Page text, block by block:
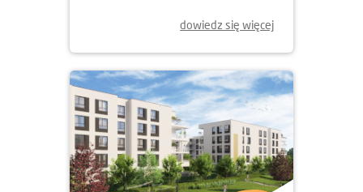
dowiedz się więcej